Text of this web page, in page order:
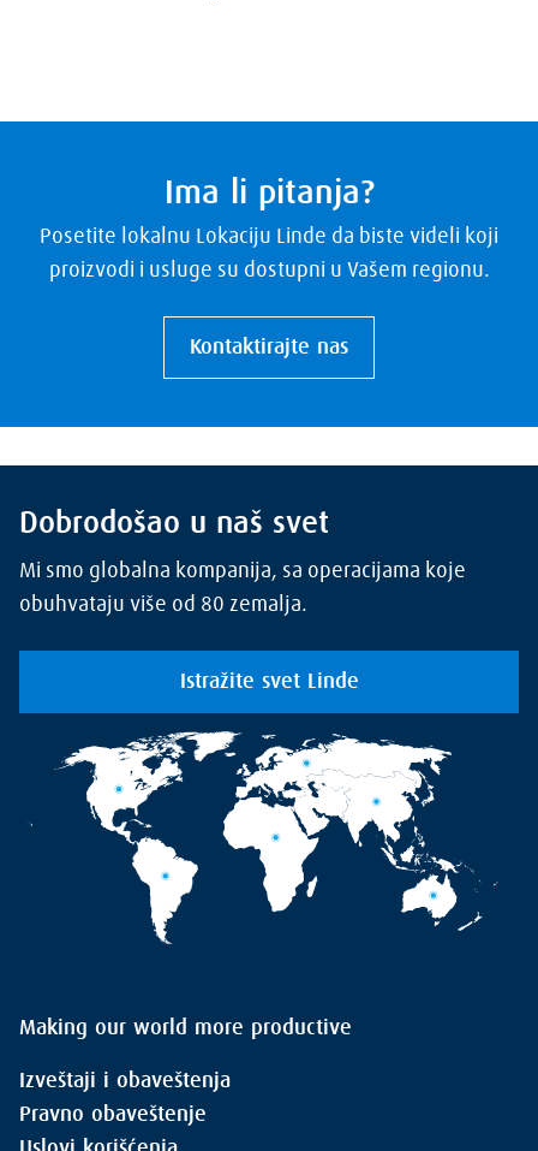
Ima li pitanja?
Posetite lokalnu Lokaciju Linde da biste videli koji
proizvodi i usluge su dostupni u Vašem regionu.
Kontaktirajte nas
Dobrodošao u naš svet
Mi smo globalna kompanija, sa operacijama koje
obuhvataju više od 80 zemalja.
Istražite svet Linde
Making our world more productive
Izveštaji i obaveštenja
Pravno obaveštenje